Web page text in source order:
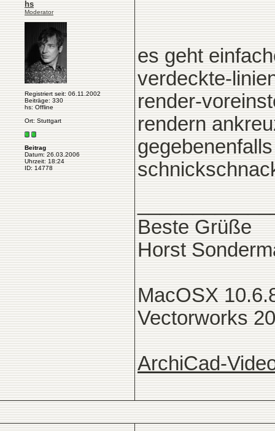
hs
Moderator
Registriert seit: 06.11.2002
Beiträge: 330
hs: Offline
Ort: Stuttgart
Beitrag
Datum: 26.03.2006
Uhrzeit: 18:24
ID: 14778
es geht
verdeckte-
render-
rendern
Beste Grüße
Horst
MacOSX
Vectorworks
ArchiCad-